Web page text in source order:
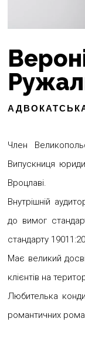
Член
Випускниця
Вроцлаві.
Внутрішній
до вимог
стандарту
Має великий
клієнтів на
Любителька
романтичних